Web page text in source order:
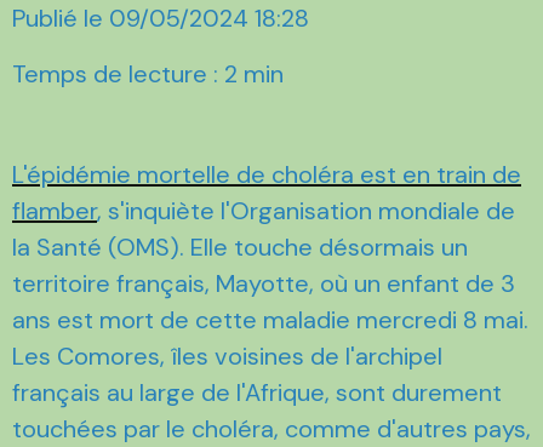
Publié le 09/05/2024 18:28
Temps de lecture : 2 min
L'épidémie mortelle de choléra est en train de
flamber, s'inquiète l'Organisation mondiale de
la Santé (OMS). Elle touche désormais un
territoire français, Mayotte, où un enfant de 3
ans est mort de cette maladie mercredi 8 mai.
Les Comores, îles voisines de l'archipel
français au large de l'Afrique, sont durement
touchées par le choléra, comme d'autres pays,